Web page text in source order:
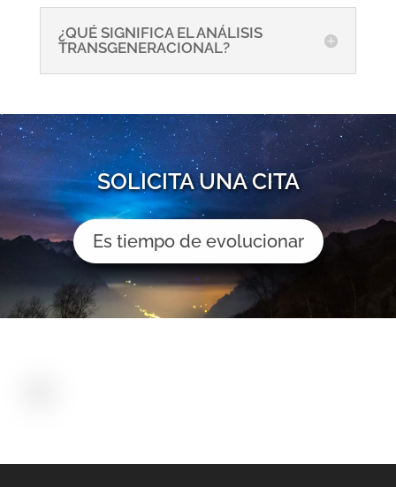
¿QUÉ SIGNIFICA EL ANÁLISIS
TRANSGENERACIONAL?
SOLICITA UNA CITA
Es tiempo de evolucionar